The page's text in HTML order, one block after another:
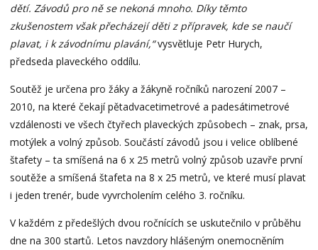
dětí. Závodů pro ně se nekoná mnoho. Díky těmto
zkušenostem však přecházejí děti z přípravek, kde se naučí
plavat, i k závodnímu plavání,“vysvětluje Petr Hurych,
předseda plaveckého oddílu.
Soutěž je určena pro žáky a žákyně ročníků narození 2007 –
2010, na které čekají pětadvacetimetrové a padesátimetrové
vzdálenosti ve všech čtyřech plaveckých způsobech – znak, prsa,
motýlek a volný způsob. Součástí závodů jsou i velice oblíbené
štafety – ta smíšená na 6 x 25 metrů volný způsob uzavře první
soutěže a smíšená štafeta na 8 x 25 metrů, ve které musí plavat
i jeden trenér, bude vyvrcholením celého 3. ročníku.
V každém z předešlých dvou ročnících se uskutečnilo v průběhu
dne na 300 startů. Letos navzdory hlášeným onemocněním